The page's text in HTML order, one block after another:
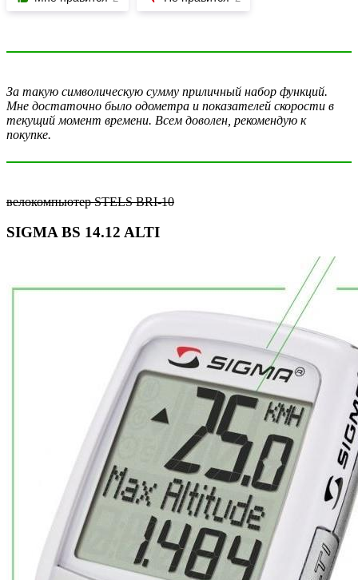
За такую символическую сумму приличный набор функций.
Мне достаточно было одометра и показателей скорости в
текущий момент времени. Всем доволен, рекомендую к
покупке.
велокомпьютер STELS BRI-10
SIGMA BS 14.12 ALTI